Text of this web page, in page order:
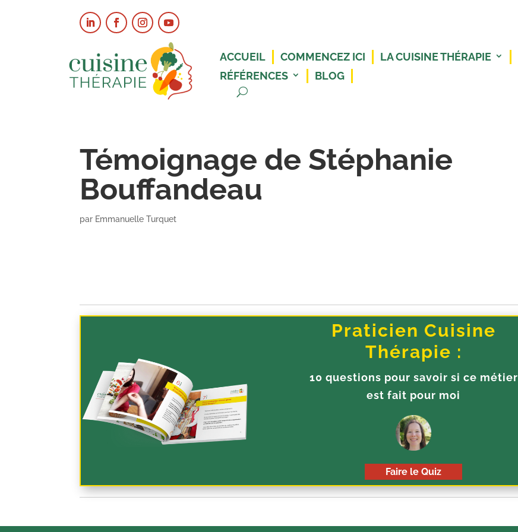
ACCUEIL COMMENCEZ ICI LA CUISINE THÉRAPIE
RÉFÉRENCES
BLOG
Témoignage de Stéphanie
Bouffandeau
par Emmanuelle Turquet
Praticien Cuisine
Thérapie :
10 questions pour savoir si ce métier
est fait pour moi
Faire le Quiz